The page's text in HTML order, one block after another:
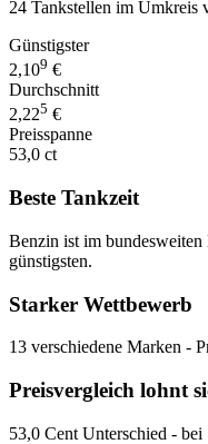
24 Tankstellen im Umkreis
Günstigster
2,109 €
Durchschnitt
2,225 €
Preisspanne
53,0 ct
Beste Tankzeit
Benzin ist im
günstigsten.
Starker Wettbewerb
13 verschiedene Marken -
Preisvergleich lohnt
53,0 Cent Unterschied -